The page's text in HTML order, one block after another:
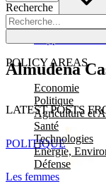
Recherche
POLICY AREAS
Economie
Politique
Agriculture et
Santé
Technologies
Energie,
Défense
Almudena
LATEST POSTS
Les femmes
POLITIQUE